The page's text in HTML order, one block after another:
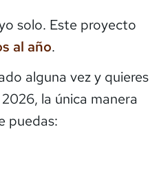
solo. Este proyecto
al año.
alguna vez y quieres
la única manera
puedas: